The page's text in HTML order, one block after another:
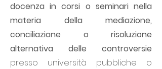
docenza in corsi o seminari nella
materia della mediazione,
conciliazione o risoluzione
alternativa delle controversie
presso università pubbliche o